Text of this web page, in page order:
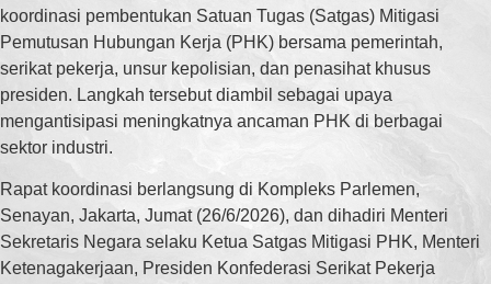
koordinasi pembentukan Satuan Tugas (Satgas) Mitigasi
Pemutusan Hubungan Kerja (PHK) bersama pemerintah,
serikat pekerja, unsur kepolisian, dan penasihat khusus
presiden. Langkah tersebut diambil sebagai upaya
mengantisipasi meningkatnya ancaman PHK di berbagai
sektor industri.
Rapat koordinasi berlangsung di Kompleks Parlemen,
Senayan, Jakarta, Jumat (26/6/2026), dan dihadiri Menteri
Sekretaris Negara selaku Ketua Satgas Mitigasi PHK, Menteri
Ketenagakerjaan, Presiden Konfederasi Serikat Pekerja